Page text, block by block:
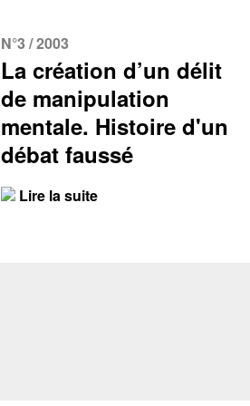
N°3 / 2003
La création d’un délit
de manipulation
mentale. Histoire d'un
débat faussé
Lire la suite